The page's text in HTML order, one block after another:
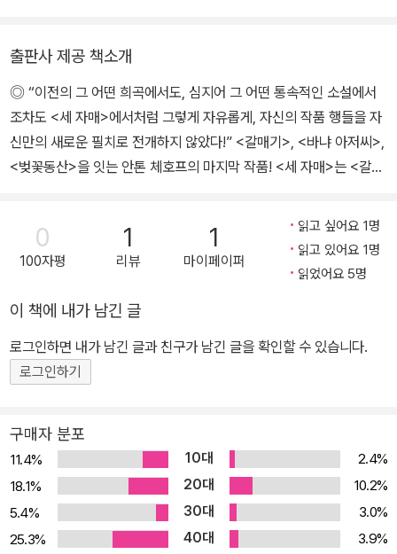
올가 진정해, 마샤. 자, 그래 착하지……. 방으로 들어가자.
마샤 (화를 내며) 나는 거기로 가지 않을 거야. (통곡하다가, 곧 바로
그친다) 나는 집에 더 이상 가지 않을 거야, 안 갈 거야…….
이리나 말은 하지 않더라도, 우리 잠깐 같이 앉아 있어. 내일 나 떠나
904년 병고 속에서도 <벚꽃 동산>을 집필해 상연하고 대성공을 거
출판사 제공 책소개
◎ “이전의 그 어떤 희곡에서도, 심지어 그 어떤 통속적인 소설에서
조차도 <세 자매>에서처럼 그렇게 자유롭게, 자신의 작품 행들을 자
신만의 새로운 필치로 전개하지 않았다!” <갈매기>, <바냐 아저씨>,
<벚꽃동산>을 잇는 안톤 체호프의 마지막 작품! <세 자매>는 <갈매
중 하나로 손꼽힌다. 1900년에 집필하여 이듬해 모스크바예술극장
에서 성황리에 공연되었다. 이 작품은 포병 여단이 주둔하는 어느 지
방 도시를 무대로, 여단장이었던 아버지의 사망 뒤에 남겨진 아름다
간상을 묘사하면서, 제정러시아 시기의 생기 없는 현실과 거기서 탈
출하려는 몸부림 등을 묘사하고 있다. ◎ 서 문 체호프는 19세기 위
대한 러시아 고전 문학 작가들 중 마지막 작가이다. 그는 비판적 사실
주의의 전통을 계승하였고, 단편 소설과 중편 소설 장르에서도 완성
술의 새로운 형식을 창조하였다. 체호프는 러시아 사회의 심각한 전
환기를 살아가는 동안 다양한 층위에서 자신의 시대를 진단했다. 그
는 외모의 형상을 거의 묘사하지 않으면서도 등장인물의 사회적, 심
리적 상황에서 중요한 내용들을 독자들에게 정확하게 전달해 준다.
체호프는 단편 소설과 희곡 작품에서 다양한 상황과 주인공의 심리를
0
100자평
1
리뷰
1
마이페이퍼
읽고 싶어요 1명
읽고 있어요 1명
읽었어요 5명
이 책에 내가 남긴 글
로그인하면 내가 남긴 글과 친구가 남긴 글을 확인할 수 있습니다.
로그인하기
구매자 분포
11.4% 10대
2.4%
18.1%
20대
10.2%
5.4%
30대
3.0%
25.3%
40대
3.9%